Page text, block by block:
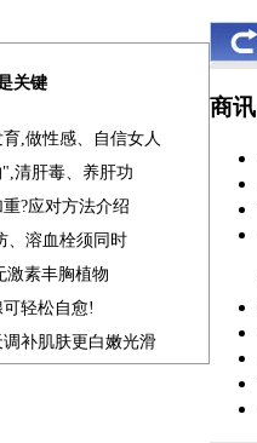
关键
,做性感、自信女人
清肝毒、养肝功
?应对方法介绍
、溶血栓须同时
激素丰胸植物
轻松自愈!
补肌肤更白嫩光滑
商讯